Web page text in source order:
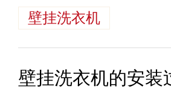
项？
壁挂洗衣机
壁挂洗衣机的安装